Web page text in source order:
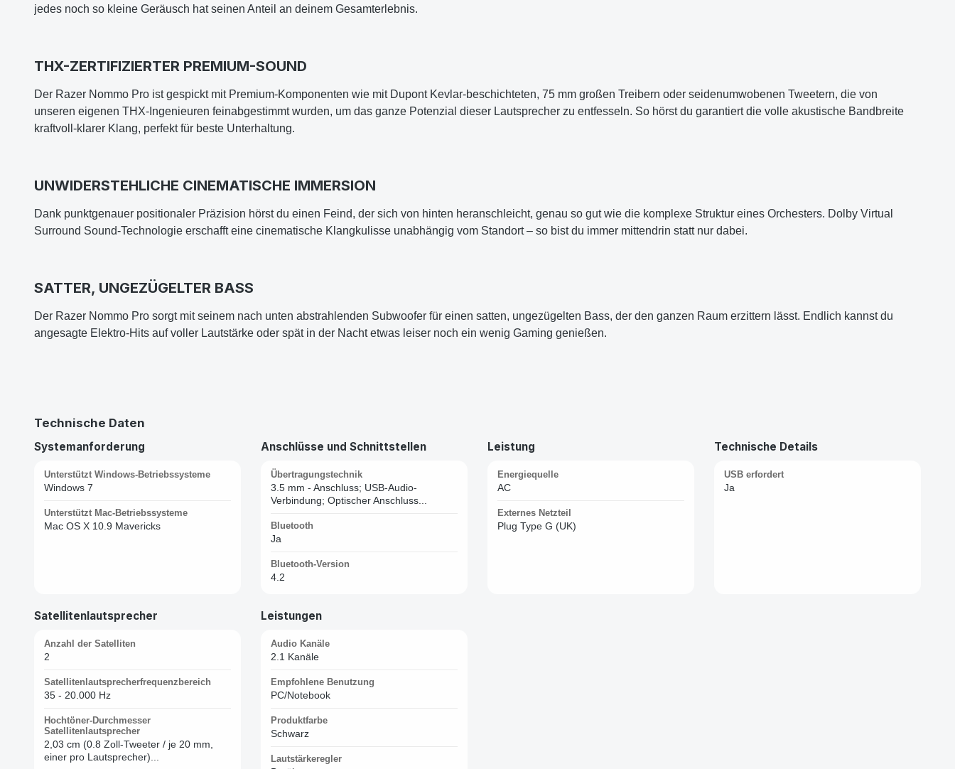
jedes noch so kleine Geräusch hat seinen Anteil an deinem Gesamterlebnis.
THX-ZERTIFIZIERTER PREMIUM-SOUND
Der Razer Nommo Pro ist gespickt mit Premium-Komponenten wie mit Dupont Kevlar-beschichteten, 75 mm großen Treibern oder seidenumwobenen Tweetern, die von
unseren eigenen THX-Ingenieuren feinabgestimmt wurden, um das ganze Potenzial dieser Lautsprecher zu entfesseln. So hörst du garantiert die volle akustische Bandbreite
kraftvoll-klarer Klang, perfekt für beste Unterhaltung.
UNWIDERSTEHLICHE CINEMATISCHE IMMERSION
Dank punktgenauer positionaler Präzision hörst du einen Feind, der sich von hinten heranschleicht, genau so gut wie die komplexe Struktur eines Orchesters. Dolby Virtual
Surround Sound-Technologie erschafft eine cinematische Klangkulisse unabhängig vom Standort – so bist du immer mittendrin statt nur dabei.
SATTER, UNGEZÜGELTER BASS
Der Razer Nommo Pro sorgt mit seinem nach unten abstrahlenden Subwoofer für einen satten, ungezügelten Bass, der den ganzen Raum erzittern lässt. Endlich kannst du
angesagte Elektro-Hits auf voller Lautstärke oder spät in der Nacht etwas leiser noch ein wenig Gaming genießen.
Technische Daten
Systemanforderung
Unterstützt Windows-Betriebssysteme
Windows 7
Unterstützt Mac-Betriebssysteme
Mac OS X 10.9 Mavericks
Anschlüsse und Schnittstellen
Übertragungstechnik
3.5 mm - Anschluss; USB-Audio-
Verbindung; Optischer Anschluss...
Bluetooth
Ja
Bluetooth-Version
4.2
Leistung
Energiequelle
AC
Externes Netzteil
Plug Type G (UK)
Technische Details
USB erfordert
Ja
Satellitenlautsprecher
Anzahl der Satelliten
2
Satellitenlautsprecherfrequenzbereich
35 - 20.000 Hz
Hochtöner-Durchmesser
Satellitenlautsprecher
2,03 cm (0.8 Zoll-Tweeter / je 20 mm,
einer pro Lautsprecher)...
Leistungen
Audio Kanäle
2.1 Kanäle
Empfohlene Benutzung
PC/Notebook
Produktfarbe
Schwarz
Lautstärkeregler